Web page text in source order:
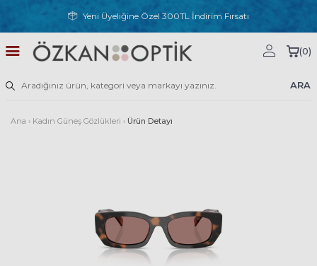
Yeni Üyeliğine Özel 300TL İndirim Fırsatı
ARA
(0)
Ana › Kadın Güneş Gözlükleri › Ürün Detayı